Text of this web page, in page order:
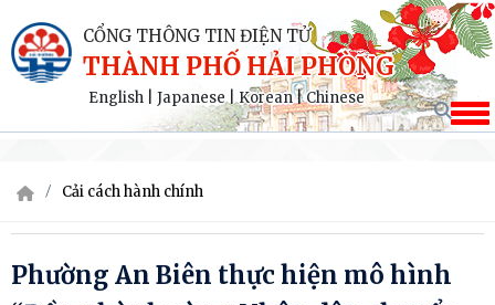
CỔNG THÔNG TIN ĐIỆN TỬ
THÀNH PHỐ HẢI PHÒNG
English Japanese|Korean|Chinese
Cải cách hành chính
Phường An Biên thực hiện mô hình